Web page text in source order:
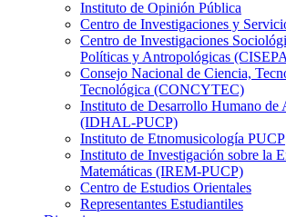
Instituto de Opinión Pública
Centro de Investigaciones y
Centro de Investigaciones
Políticas y Antropológicas
Consejo Nacional de Ciencia,
Tecnológica (CONCYTEC)
Instituto de Desarrollo Humano de
(IDHAL-PUCP)
Instituto de Etnomusicología PUCP
Instituto de Investigación sobre la
Matemáticas (IREM-PUCP)
Centro de Estudios Orientales
Representantes Estudiantiles